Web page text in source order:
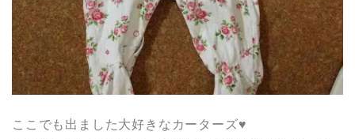
ここでも出ました大好きなカーターズ♥